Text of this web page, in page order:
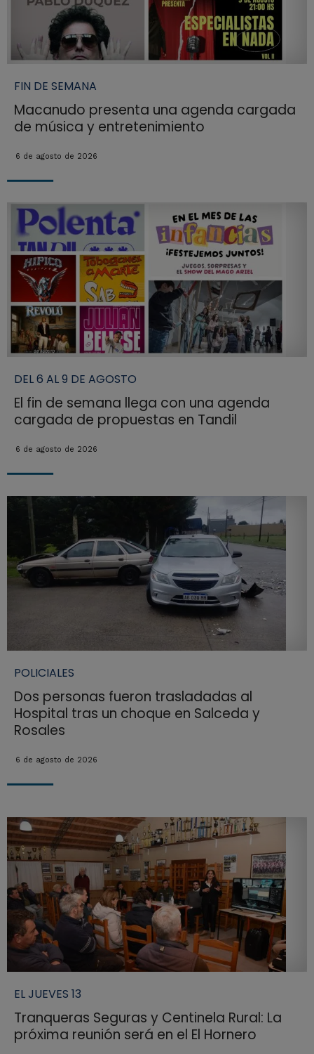
FIN DE SEMANA
Macanudo presenta una agenda cargada
de música y entretenimiento
6 de agosto de 2026
DEL 6 AL 9 DE AGOSTO
El fin de semana llega con una agenda
cargada de propuestas en Tandil
6 de agosto de 2026
POLICIALES
Dos personas fueron trasladadas al
Hospital tras un choque en Salceda y
Rosales
6 de agosto de 2026
EL JUEVES 13
Tranqueras Seguras y Centinela Rural: La
próxima reunión será en el El Hornero